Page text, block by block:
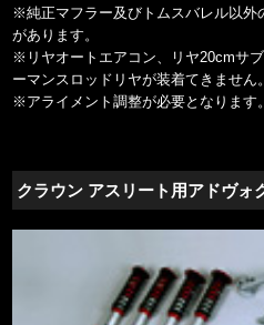
※純正マフラー及びトムスバレル以外
があります。
※リヤオートエアコン、リヤ20cmサ
ーマンスロッドリヤが装着てきません。
※アライメント調整が必要となります。
クラウン アスリート用アドヴォ